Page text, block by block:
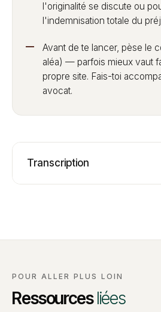
l'originalité se discute ou
l'indemnisation totale du
Avant de te lancer, pèse le
aléa) — parfois mieux vaut
propre site. Fais-toi
avocat.
Transcription
POUR ALLER PLUS LOIN
Ressourcesliées